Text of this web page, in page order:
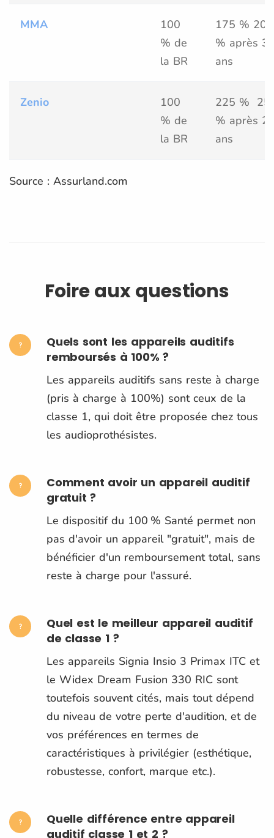
MMA
100
% de
la BR
175 % 200
% après 3
ans
Zenio
100
% de
la BR
225 %
% après 2
ans
Source : Assurland.com
Foire aux questions
Quels sont les appareils auditifs
remboursés à 100% ?
Les appareils auditifs sans reste à charge
(pris à charge à 100%) sont ceux de la
classe 1, qui doit être proposée chez tous
les audioprothésistes.
Comment avoir un appareil auditif
gratuit ?
Le dispositif du 100 % Santé permet non
pas d'avoir un appareil "gratuit", mais de
bénéficier d'un remboursement total, sans
reste à charge pour l'assuré.
Quel est le meilleur appareil auditif
de classe 1 ?
Les appareils Signia Insio 3 Primax ITC et
le Widex Dream Fusion 330 RIC sont
toutefois souvent cités, mais tout dépend
du niveau de votre perte d'audition, et de
vos préférences en termes de
caractéristiques à privilégier (esthétique,
robustesse, confort, marque etc.).
Quelle différence entre appareil
auditif classe 1 et 2 ?